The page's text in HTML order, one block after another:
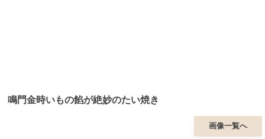
鳴門金時いもの餡が絶妙のたい焼き
画像一覧へ